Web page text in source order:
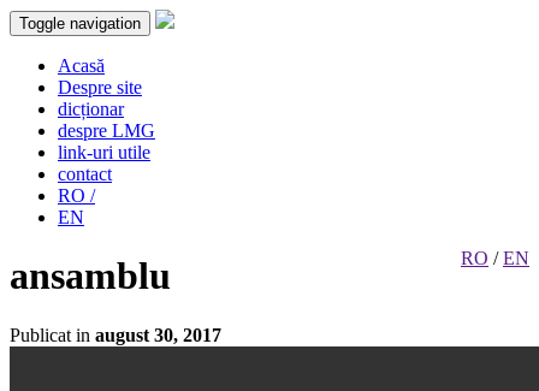
Toggle navigation
Acasă
Despre site
dicționar
despre LMG
link-uri utile
contact
RO /
EN
RO /EN
ansamblu
Publicat in august 30, 2017